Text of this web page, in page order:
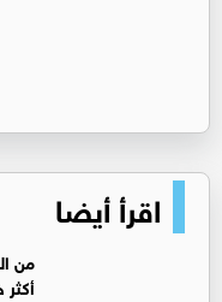
اقرأ أيضا
من